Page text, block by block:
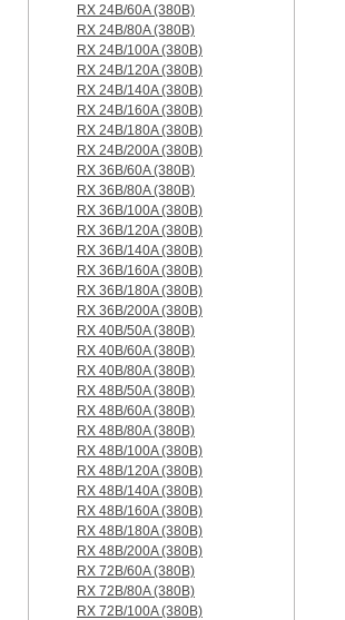
RX 24B/60A (380B)
RX 24B/80A (380B)
RX 24B/100A (380B)
RX 24B/120A (380B)
RX 24B/140A (380B)
RX 24B/160A (380B)
RX 24B/180A (380B)
RX 24B/200A (380B)
RX 36B/60A (380B)
RX 36B/80A (380B)
RX 36B/100A (380B)
RX 36B/120A (380B)
RX 36B/140A (380B)
RX 36B/160A (380B)
RX 36B/180A (380B)
RX 36B/200A (380B)
RX 40B/50A (380B)
RX 40B/60A (380B)
RX 40B/80A (380B)
RX 48B/50A (380B)
RX 48B/60A (380B)
RX 48B/80A (380B)
RX 48B/100A (380B)
RX 48B/120A (380B)
RX 48B/140A (380B)
RX 48B/160A (380B)
RX 48B/180A (380B)
RX 48B/200A (380B)
RX 72B/60A (380B)
RX 72B/80A (380B)
RX 72B/100A (380B)